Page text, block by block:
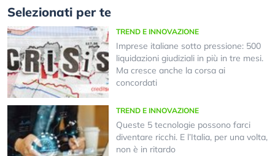
Selezionati per te
TREND E INNOVAZIONE
Imprese italiane sotto pressione: 500
liquidazioni giudiziali in più in tre mesi.
Ma cresce anche la corsa ai
concordati
TREND E INNOVAZIONE
Queste 5 tecnologie possono farci
diventare ricchi. E l’Italia, per una volta,
non è in ritardo